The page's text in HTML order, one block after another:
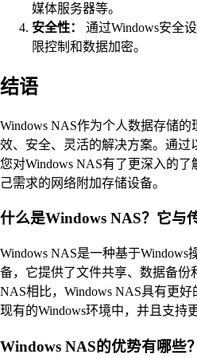
媒体服务器等。
安全性：
通过Windows安全
限控制和数据加密。
结语
Windows NAS作为个人数据存储
效、安全、灵活的解决方案。通过
您对Windows NAS有了更深入的
己需求的网络附加存储设备。
什么是Windows NAS？它与
Windows NAS是一种基于
备，它提供了文件共享、数据备份
NAS相比，Windows NAS具有更
现有的Windows环境中，并且支持
Windows NAS的优势有哪些